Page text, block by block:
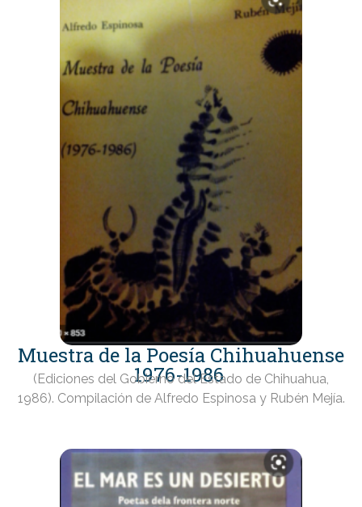
Muestra de la Poesía Chihuahuense
1976-1986
(Ediciones del Gobierno del Estado de Chihuahua,
1986). Compilación de Alfredo Espinosa y Rubén Mejía.